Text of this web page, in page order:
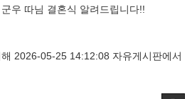
우 따님 결혼식 알려드립니다!!
2026-05-25 14:12:08 자유게시판에서